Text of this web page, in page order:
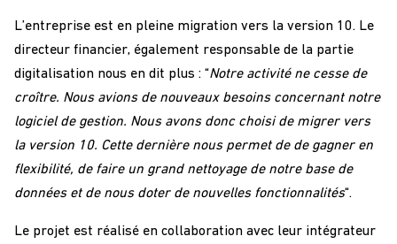
L’entreprise est en pleine migration vers la version 10. Le
directeur financier, également responsable de la partie
digitalisation nous en dit plus : “Notre activité ne cesse de
croître. Nous avions de nouveaux besoins concernant notre
logiciel de gestion. Nous avons donc choisi de migrer vers
la version 10. Cette dernière nous permet de de gagner en
flexibilité, de faire un grand nettoyage de notre base de
données et de nous doter de nouvelles fonctionnalités“.
Le projet est réalisé en collaboration avec leur intégrateur